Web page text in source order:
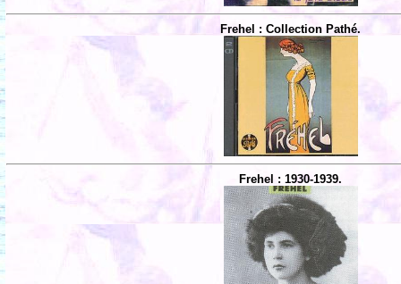
Frehel : Collection Pathé.
Frehel : 1930-1939.